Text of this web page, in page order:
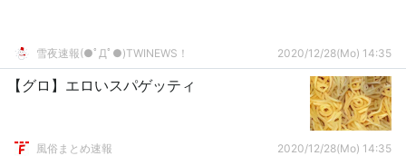
雪夜速報(●ﾟДﾟ●)TWINEWS！ 2020/12/28(Mo) 14:35
【グロ】エロいスパゲッティ
風俗まとめ速報 2020/12/28(Mo) 14:35